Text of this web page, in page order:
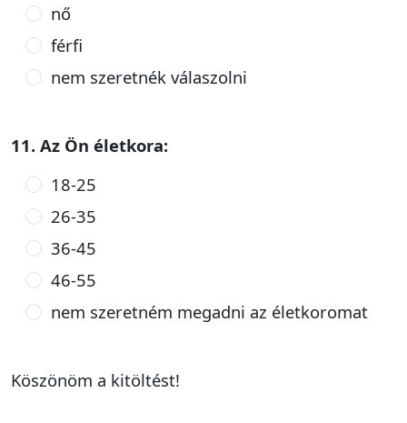
nő
férfi
nem szeretnék válaszolni
11. Az Ön életkora:
18-25
26-35
36-45
46-55
nem szeretném megadni az életkoromat
Köszönöm a kitöltést!